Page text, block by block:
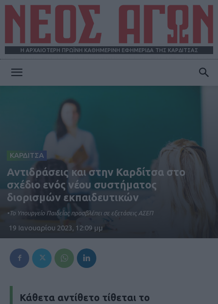
Η ΑΡΧΑΙΟΤΕΡΗ ΠΡΩΪΝΗ ΚΑΘΗΜΕΡΙΝΗ ΕΦΗΜΕΡΙΔΑ ΤΗΣ ΚΑΡΔΙΤΣΑΣ
ΚΑΡΔΙΤΣΑ
Αντιδράσεις και στην Καρδίτσα στο
σχέδιο ενός νέου συστήματος
διορισμών εκπαιδευτικών
•Το Υπουργείο Παιδείας προσβλέπει σε εξετάσεις ΑΣΕΠ
19 Ιανουαρίου 2023, 12:09 μμ
Κάθετα αντίθετο τίθεται το